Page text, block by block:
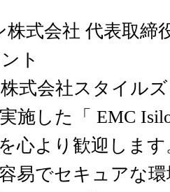
式会社 代表取締
ト
株式会社スタイル
施した「 EMC
心より歓迎しま
易でセキュアな